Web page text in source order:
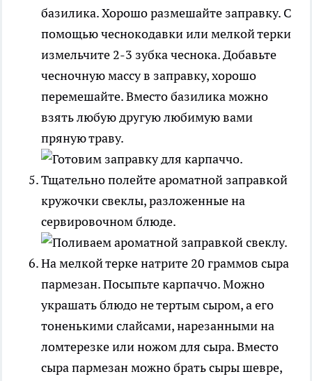
базилика. Хорошо размешайте заправку. С
помощью чеснокодавки или мелкой терки
измельчите 2-3 зубка чеснока. Добавьте
чесночную массу в заправку, хорошо
перемешайте. Вместо базилика можно
взять любую другую любимую вами
пряную траву.
Тщательно полейте ароматной заправкой
кружочки свеклы, разложенные на
сервировочном блюде.
На мелкой терке натрите 20 граммов сыра
пармезан. Посыпьте карпаччо. Можно
украшать блюдо не тертым сыром, а его
тоненькими слайсами, нарезанными на
ломтерезке или ножом для сыра. Вместо
сыра пармезан можно брать сыры шевре,